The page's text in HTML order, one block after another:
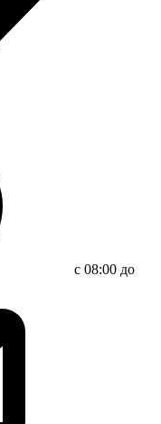
с 08:00 до